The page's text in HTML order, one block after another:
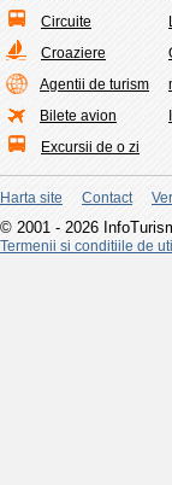
Circuite
Croaziere
Agentii de turism
Bilete avion
Excursii de o zi
Harta site Contact
© 2001 - 2026
Termenii si conditiile de